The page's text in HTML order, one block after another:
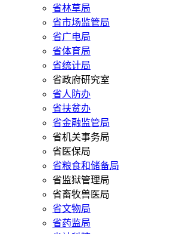
省林草局
省市场监管局
省广电局
省体育局
省统计局
省政府研究室
省人防办
省扶贫办
省金融监管局
省机关事务局
省医保局
省粮食和储备局
省监狱管理局
省畜牧兽医局
省文物局
省药监局